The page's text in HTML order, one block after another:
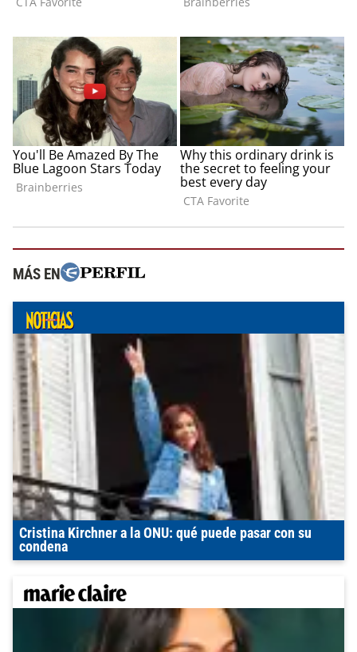
MÁS EN
Cristina Kirchner a la ONU: qué puede pasar con su
condena